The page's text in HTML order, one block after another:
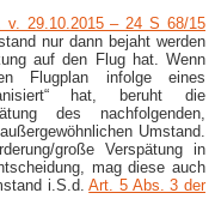
v. 29.10.2015 – 24 S 68/15
nur dann bejaht werden
auf den Flug hat. Wenn
Flugplan infolge eines
hat, beruht die
des nachfolgenden,
Umstand.
große Verspätung in
mag diese auch
i.S.d.Art. 5 Abs. 3 der